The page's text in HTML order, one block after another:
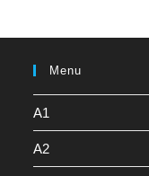
Menu
A1
A2